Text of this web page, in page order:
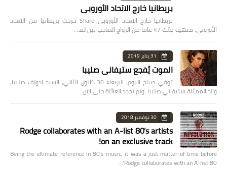
بريطانيا خارج الاتحاد الأوروبي
بريطانيا خارج الاتحاد الأوروبي Share خرجت بريطانيا من الاتحاد
الأوروبي، منهية بذلك 47 عاما من الزواج الصاخب بين لند…
31 يناير 2019
الموت يُفجع ستيفاني صليبا
توفي صباح اليوم، الاربعاء 30 كانون الثاني، السيد ادولف صليبا،
والد الممثلة ستيفاني صليبا. ولم تحدد العائلة حتى الآن…
30 نوفمبر 2018
Rodge collaborates with an A-list 80’s artists
on an exclusive track!
Being the ultimate reference in 80’s music, it was a just matter of time before
Rodge collaborates with an A-list 80’…